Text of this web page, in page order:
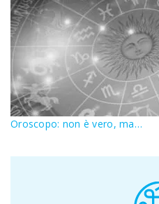
Oroscopo: non è vero, ma…